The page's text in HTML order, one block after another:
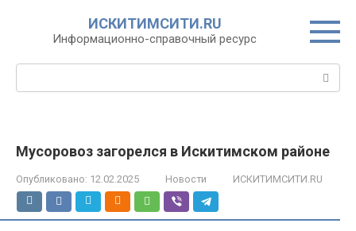
ИСКИТИМСИТИ.RU
Информационно-справочный ресурс
Мусоровоз загорелся в Искитимском районе
Опубликовано: 12.02.2025 Новости ИСКИТИМСИТИ.RU